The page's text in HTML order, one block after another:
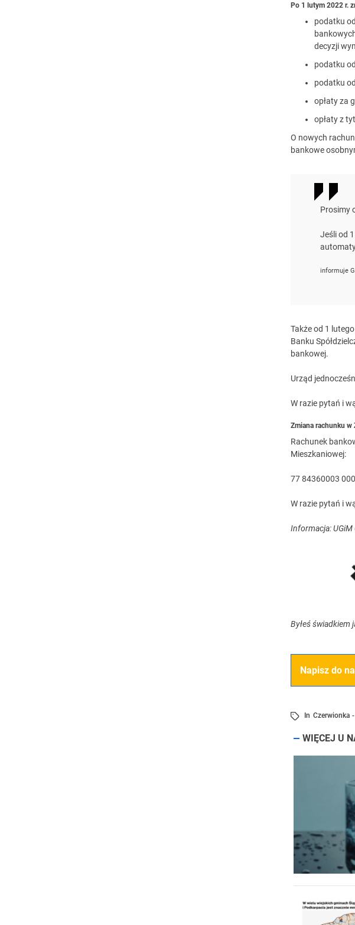
Po 1 lutym 2022 r.
podatku
decyzji
podatku
podatku
opłaty za
opłaty z
O nowych
bankowe
Prosimy
Jeśli od
informuje
Także od 1
Banku
bankowej.
Urząd
W razie pytań i
Zmiana rachunku w
Rachunek
Mieszkaniowej:
77 84360003
W razie pytań i
Informacja:
Byłeś świadkiem
Napisz do
In Czerwionka
WIĘCEJ U